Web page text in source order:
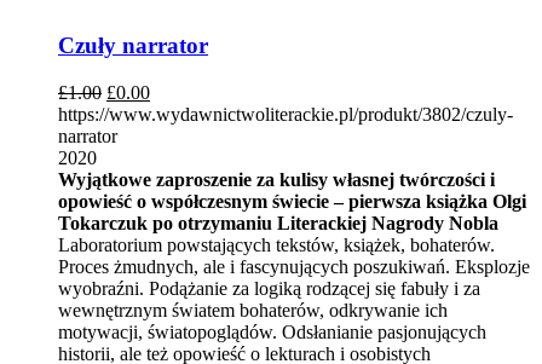
Czuły narrator
£1.00 £0.00
https://www.wydawnictwoliterackie.pl/produkt/3802/czuly-
narrator
2020
Wyjątkowe zaproszenie za kulisy własnej twórczości i
opowieść o współczesnym świecie – pierwsza książka Olgi
Tokarczuk po otrzymaniu Literackiej Nagrody Nobla
Laboratorium powstających tekstów, książek, bohaterów.
Proces żmudnych, ale i fascynujących poszukiwań. Eksplozje
wyobraźni. Podążanie za logiką rodzącej się fabuły i za
wewnętrznym światem bohaterów, odkrywanie ich
motywacji, światopoglądów. Odsłanianie pasjonujących
historii, ale też opowieść o lekturach i osobistych